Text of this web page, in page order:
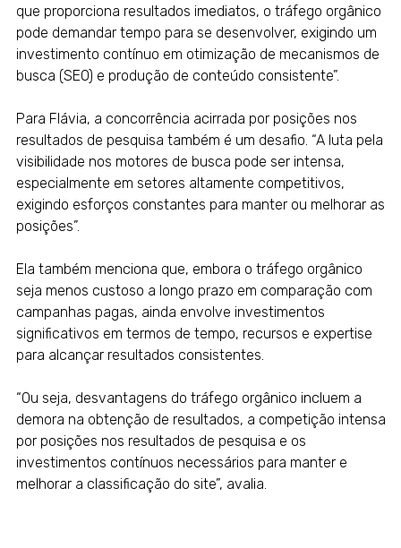
que proporciona resultados imediatos, o tráfego orgânico
pode demandar tempo para se desenvolver, exigindo um
investimento contínuo em otimização de mecanismos de
busca (SEO) e produção de conteúdo consistente”.
Para Flávia, a concorrência acirrada por posições nos
resultados de pesquisa também é um desafio. “A luta pela
visibilidade nos motores de busca pode ser intensa,
especialmente em setores altamente competitivos,
exigindo esforços constantes para manter ou melhorar as
posições”.
Ela também menciona que, embora o tráfego orgânico
seja menos custoso a longo prazo em comparação com
campanhas pagas, ainda envolve investimentos
significativos em termos de tempo, recursos e expertise
para alcançar resultados consistentes.
“Ou seja, desvantagens do tráfego orgânico incluem a
demora na obtenção de resultados, a competição intensa
por posições nos resultados de pesquisa e os
investimentos contínuos necessários para manter e
melhorar a classificação do site”, avalia.